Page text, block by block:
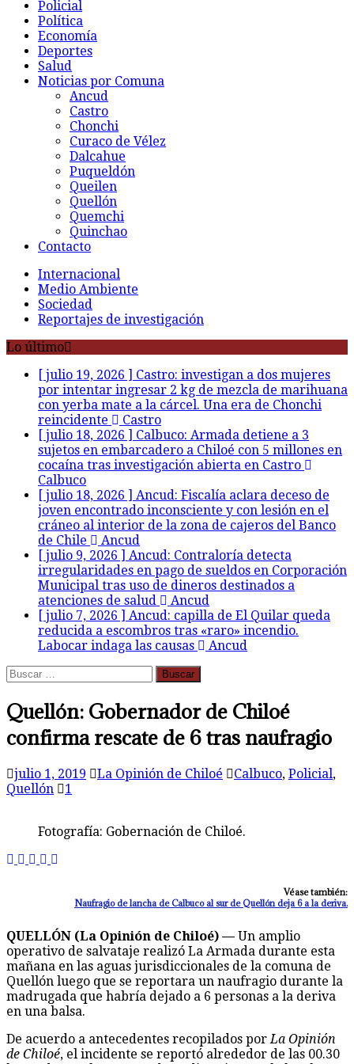
Policial
Política
Economía
Deportes
Salud
Noticias por Comuna
Ancud
Castro
Chonchi
Curaco de Vélez
Dalcahue
Puqueldón
Queilen
Quellón
Quemchi
Quinchao
Contacto
Internacional
Medio Ambiente
Sociedad
Reportajes de investigación
Lo último
[ julio 19, 2026 ] Castro: investigan a dos mujeres
por intentar ingresar 2 kg de mezcla de marihuana
con yerba mate a la cárcel. Una era de Chonchi
reincidente
Castro
[ julio 18, 2026 ] Calbuco: Armada detiene a 3
sujetos en embarcadero a Chiloé con 5 millones en
cocaína tras investigación abierta en Castro
Calbuco
[ julio 18, 2026 ] Ancud: Fiscalía aclara deceso de
joven encontrado inconsciente y con lesión en el
cráneo al interior de la zona de cajeros del Banco
de Chile
Ancud
[ julio 9, 2026 ] Ancud: Contraloría detecta
irregularidades en pago de sueldos en Corporación
Municipal tras uso de dineros destinados a
atenciones de salud
Ancud
[ julio 7, 2026 ] Ancud: capilla de El Quilar queda
reducida a escombros tras «raro» incendio.
Labocar indaga las causas
Ancud
Buscar:
Quellón: Gobernador de Chiloé
confirma rescate de 6 tras naufragio
julio 1, 2019 La Opinión de Chiloé Calbuco, Policial,
Quellón
1
Fotografía: Gobernación de Chiloé.
Véase también:
Naufragio de lancha de Calbuco al sur de Quellón deja 6 a la deriva.
QUELLÓN (La Opinión de Chiloé) — Un amplio
operativo de salvataje realizó La Armada durante esta
mañana en las aguas jurisdiccionales de la comuna de
Quellón luego que se reportara un naufragio durante la
madrugada que habría dejado a 6 personas a la deriva
en una balsa.
De acuerdo a antecedentes recopilados por La Opinión
de Chiloé, el incidente se reportó alrededor de las 00.30